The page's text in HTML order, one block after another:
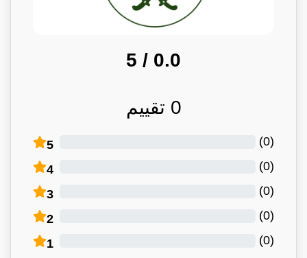
0.0
/ 5
0 تقييم
5 (
0
)
4 (
0
)
3 (
0
)
2 (
0
)
1 (
0
)